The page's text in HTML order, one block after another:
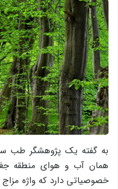
به گفته یک پژوهشگر طب
همان آب و هوای منطقه
خصوصیاتی دارد كه واژه